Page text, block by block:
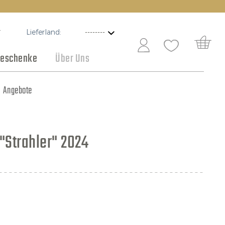
Lieferland:
Über Uns
Angebote
Schokolade
2024